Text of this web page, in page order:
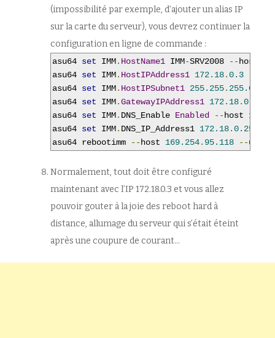
(impossibilité par exemple, d’ajouter un alias IP
sur la carte du serveur), vous devrez continuer la
configuration en ligne de commande :
asu64 set IMM. HostName1 IMM-SRV2008 --host
asu64 set IMM. HostIPAddress1 172.18.0.3
asu64 set IMM. HostIPSubnet1 255.255. 255.0
asu64 set IMM.GatewayIPAddress1 172.18.0.254
asu64 set IMM. DNS_Enable Enabled --host
asu64 set IMM. DNS_IP_Address1 172.18.0.254
asu64 rebootimm
--host 169.254. 95.118 --user
Normalement, tout doit être configuré
maintenant avec l’IP 172.18.0.3 et vous allez
pouvoir gouter à la joie des reboot hard à
distance, allumage du serveur qui s’était éteint
après une coupure de courant…